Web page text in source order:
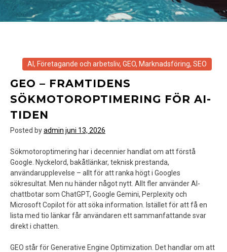
AI, Företagande och arbetsliv, GEO, Marknadsföring, SEO
GEO – FRAMTIDENS
SÖKMOTOROPTIMERING FÖR AI-
TIDEN
Posted byadmin juni 13, 2026
Sökmotoroptimering har i decennier handlat om att förstå
Google. Nyckelord, bakåtlänkar, teknisk prestanda,
användarupplevelse – allt för att ranka högt i Googles
sökresultat. Men nu händer något nytt. Allt fler använder AI-
chattbotar som ChatGPT, Google Gemini, Perplexity och
Microsoft Copilot för att söka information. Istället för att få en
lista med tio länkar får användaren ett sammanfattande svar
direkt i chatten.
GEO står för Generative Engine Optimization. Det handlar om att